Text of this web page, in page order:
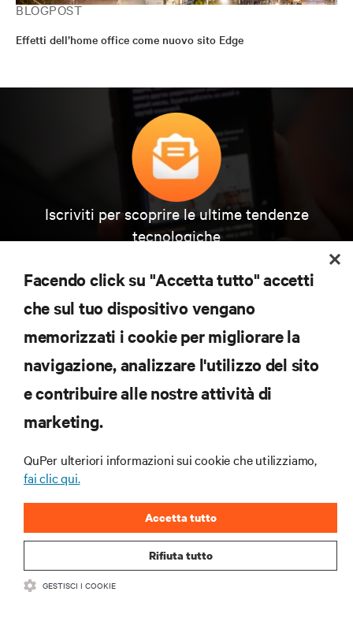
BLOGPOST
Effetti dell’home office come nuovo sito Edge
Iscriviti per scoprire le ultime tendenze
tecnologiche
importanti del settore, con le discussioni più recenti
e gli approfondimenti degli esperti sulla gestione di
data center e infrastrutture.
ISCRIVITI SUBITO
RISORSE
AZIENDA
CONTATTACI
Facendo click su "Accetta tutto" accetti
che sul tuo dispositivo vengano
memorizzati i cookie per migliorare la
navigazione, analizzare l'utilizzo del sito
e contribuire alle nostre attività di
marketing.
QuPer ulteriori informazioni sui cookie che utilizziamo,
fai clic qui.
Rifiuta tutto
Accetta tutto
GESTISCI I COOKIE